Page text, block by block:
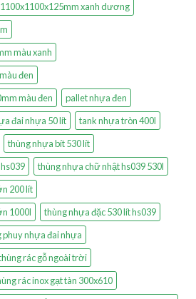
xanh dương
màu xanh
đen
màu đen
pallet nhựa đen
đai nhựa 50 lít
tank nhựa tròn 400l
thùng nhựa bít 530 lít
thùng nhựa chữ nhật hs039 530l
200 lít
1000l
thùng nhựa đặc 530 lít hs039
phuy nhựa đai nhựa
rác gỗ ngoài trời
rác inox gạt tàn 300x610